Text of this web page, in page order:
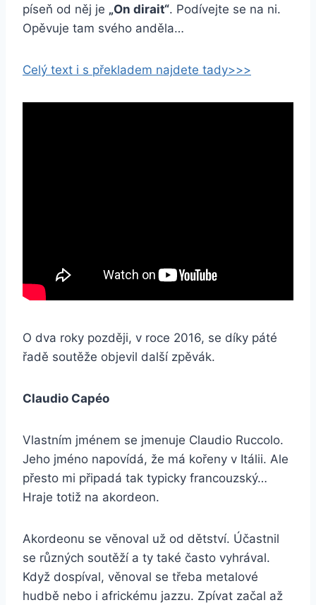
píseň od něj je „On dirait“. Podívejte se na ni.
Opěvuje tam svého anděla…
Celý text i s překladem najdete tady>>>
O dva roky později, v roce 2016, se díky páté
řadě soutěže objevil další zpěvák.
Claudio Capéo
Vlastním jménem se jmenuje Claudio Ruccolo.
Jeho jméno napovídá, že má kořeny v Itálii. Ale
přesto mi připadá tak typicky francouzský…
Hraje totiž na akordeon.
Akordeonu se věnoval už od dětství. Účastnil
se různých soutěží a ty také často vyhrával.
Když dospíval, věnoval se třeba metalové
hudbě nebo i africkému jazzu. Zpívat začal až